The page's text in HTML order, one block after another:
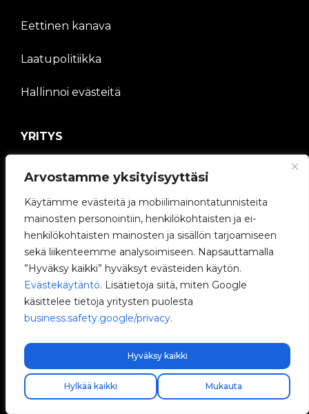
Arvostamme yksityisyyttäsi
Käytämme evästeitä ja mobiilimainontatunnisteita
mainosten personointiin, henkilökohtaisten ja ei-
henkilökohtaisten mainosten ja sisällön tarjoamiseen
sekä liikenteemme analysoimiseen. Napsauttamalla
”Hyväksy kaikki” hyväksyt evästeiden käytön.
Evästekäytäntö. Lisätietoja siitä, miten Google
käsittelee tietoja yritysten puolesta
business.safety.google/privacy.
Mukauta
Hylkää kaikki
Hyväksy kaikki
Eettinen kanava
Laatupolitiikka
Hallinnoi evästeitä
YRITYS
Työskentele kanssamme
e-Chargers
V2C Power
V2C Cloud
V2C © 2026 All rights reserved.